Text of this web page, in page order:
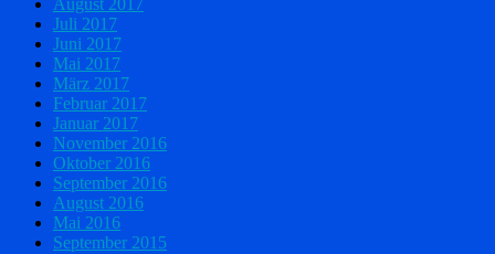
August 2017
Juli 2017
Juni 2017
Mai 2017
März 2017
Februar 2017
Januar 2017
November 2016
Oktober 2016
September 2016
August 2016
Mai 2016
September 2015